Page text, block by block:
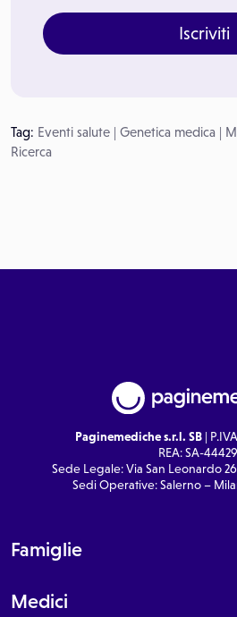
Iscriviti
Tag: Eventi salute | Genetica medica |
Ricerca
Paginemediche s.r.l. SB|
REA: SA-
Sede Legale: Via San Leonardo
Sedi Operative: Salerno –
Famiglie
Medici